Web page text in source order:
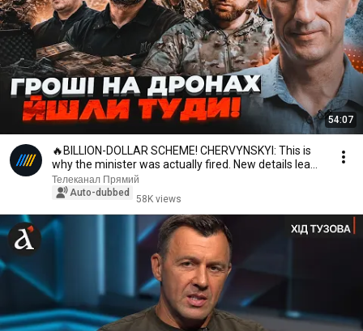
54:07
🔥BILLION-DOLLAR SCHEME! CHERVYNSKYI: This is
why the minister was actually fired. New details lea...
Телеканал Прямий
Auto-dubbed
58K views